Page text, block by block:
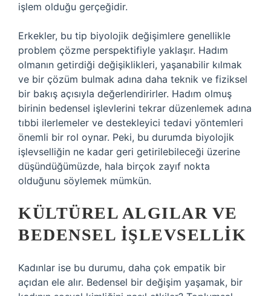
işlem olduğu gerçeğidir.
Erkekler, bu tip biyolojik değişimlere genellikle
problem çözme perspektifiyle yaklaşır. Hadım
olmanın getirdiği değişiklikleri, yaşanabilir kılmak
ve bir çözüm bulmak adına daha teknik ve fiziksel
bir bakış açısıyla değerlendirirler. Hadım olmuş
birinin bedensel işlevlerini tekrar düzenlemek adına
tıbbi ilerlemeler ve destekleyici tedavi yöntemleri
önemli bir rol oynar. Peki, bu durumda biyolojik
işlevselliğin ne kadar geri getirilebileceği üzerine
düşündüğümüzde, hala birçok zayıf nokta
olduğunu söylemek mümkün.
KÜLTÜREL ALGILAR VE
BEDENSEL İŞLEVSELLIK
Kadınlar ise bu durumu, daha çok empatik bir
açıdan ele alır. Bedensel bir değişim yaşamak, bir